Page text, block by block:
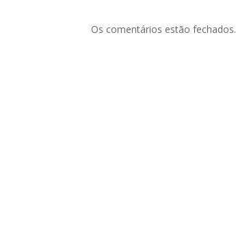
Os comentários estão fechados.